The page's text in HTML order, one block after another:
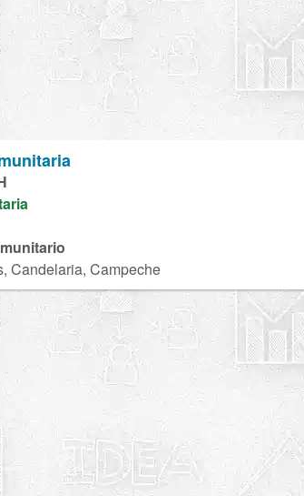
Candelaria, Campeche